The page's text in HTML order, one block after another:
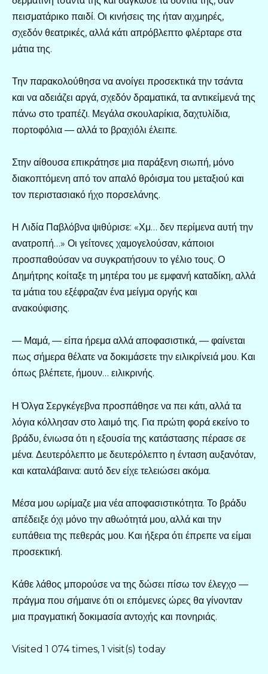
πεισματάρικο παιδί. Οι κινήσεις της ήταν αιχμηρές,
σχεδόν θεατρικές, αλλά κάτι απρόβλεπτο φλέρταρε στα
μάτια της.
Την παρακολούθησα να ανοίγει προσεκτικά την τσάντα
και να αδειάζει αργά, σχεδόν δραματικά, τα αντικείμενά της
πάνω στο τραπέζι. Μεγάλα σκουλαρίκια, δαχτυλίδια,
πορτοφόλια — αλλά το βραχιόλι έλειπε.
Στην αίθουσα επικράτησε μια παράξενη σιωπή, μόνο
διακοπτόμενη από τον απαλό θρόισμα του μεταξιού και
τον περιστασιακό ήχο πορσελάνης.
Η Λιδία Παβλόβνα ψιθύρισε: «Χμ… δεν περίμενα αυτή την
ανατροπή…» Οι γείτονες χαμογελούσαν, κάποιοι
προσπαθούσαν να συγκρατήσουν το γέλιο τους. Ο
Δημήτρης κοίταξε τη μητέρα του με εμφανή καταδίκη, αλλά
τα μάτια του εξέφραζαν ένα μείγμα οργής και
ανακούφισης.
— Μαμά, — είπα ήρεμα αλλά αποφασιστικά, — φαίνεται
πως σήμερα θέλατε να δοκιμάσετε την ειλικρίνειά μου. Και
όπως βλέπετε, ήμουν… ειλικρινής.
Η Όλγα Σεργκέγεβνα προσπάθησε να πει κάτι, αλλά τα
λόγια κόλλησαν στο λαιμό της. Για πρώτη φορά εκείνο το
βράδυ, ένιωσα ότι η εξουσία της κατάστασης πέρασε σε
μένα. Δευτερόλεπτο με δευτερόλεπτο η ένταση αυξανόταν,
και καταλάβαινα: αυτό δεν είχε τελειώσει ακόμα.
Μέσα μου ωρίμαζε μια νέα αποφασιστικότητα. Το βράδυ
απέδειξε όχι μόνο την αθωότητά μου, αλλά και την
ευπάθεια της πεθεράς μου. Και ήξερα ότι έπρεπε να είμαι
προσεκτική.
Κάθε λάθος μπορούσε να της δώσει πίσω τον έλεγχο —
πράγμα που σήμαινε ότι οι επόμενες ώρες θα γίνονταν
μια πραγματική δοκιμασία αντοχής και πονηριάς.
Visited 1 074 times, 1 visit(s) today